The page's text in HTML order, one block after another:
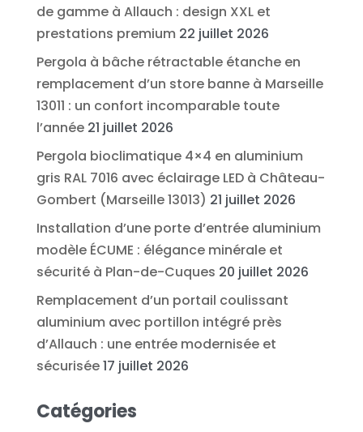
de gamme à Allauch : design XXL et
prestations premium 22 juillet 2026
Pergola à bâche rétractable étanche en
remplacement d’un store banne à Marseille
13011 : un confort incomparable toute
l’année 21 juillet 2026
Pergola bioclimatique 4×4 en aluminium
gris RAL 7016 avec éclairage LED à Château-
Gombert (Marseille 13013) 21 juillet 2026
Installation d’une porte d’entrée aluminium
modèle ÉCUME : élégance minérale et
sécurité à Plan-de-Cuques 20 juillet 2026
Remplacement d’un portail coulissant
aluminium avec portillon intégré près
d’Allauch : une entrée modernisée et
sécurisée17 juillet 2026
Catégories